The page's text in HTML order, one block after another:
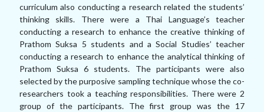
curriculum also conducting a research related the students’
thinking skills. There were a Thai Language’s teacher
conducting a research to enhance the creative thinking of
Prathom Suksa 5 students and a Social Studies’ teacher
conducting a research to enhance the analytical thinking of
Prathom Suksa 6 students. The participants were also
selected by the purposive sampling technique whose the co-
researchers took a teaching responsibilities. There were 2
group of the participants. The first group was the 17